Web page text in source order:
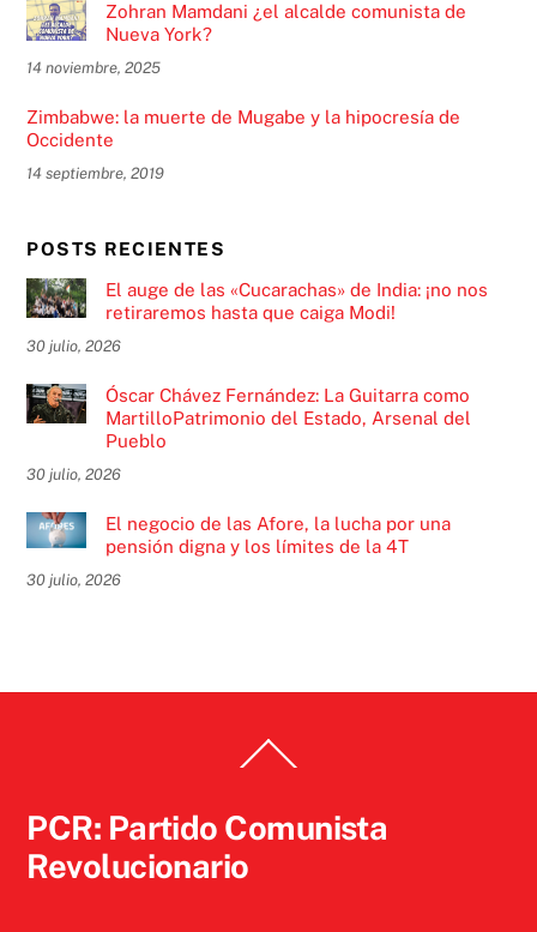
Zohran Mamdani ¿el alcalde comunista de
Nueva York?
14 noviembre, 2025
Zimbabwe: la muerte de Mugabe y la hipocresía de
Occidente
14 septiembre, 2019
POSTS RECIENTES
El auge de las «Cucarachas» de India: ¡no nos
retiraremos hasta que caiga Modi!
30 julio, 2026
Óscar Chávez Fernández: La Guitarra como
MartilloPatrimonio del Estado, Arsenal del
Pueblo
30 julio, 2026
El negocio de las Afore, la lucha por una
pensión digna y los límites de la 4T
30 julio, 2026
To
PCR: Partido Comunista
Revolucionario